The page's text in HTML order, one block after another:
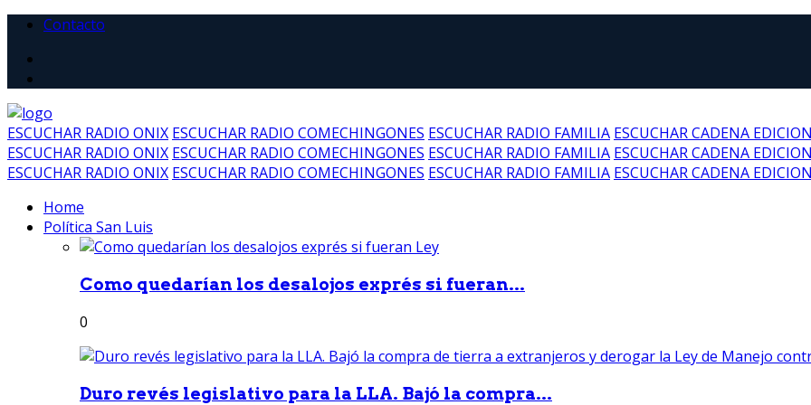
Contacto
ESCUCHAR RADIO ONIX ESCUCHAR RADIO COMECHINGONES ESCUCHAR RADIO FAMILIA ESCUCHAR CADENA EDICION
ESCUCHAR RADIO ONIX ESCUCHAR RADIO COMECHINGONES ESCUCHAR RADIO FAMILIA ESCUCHAR CADENA EDICION
ESCUCHAR RADIO ONIX ESCUCHAR RADIO COMECHINGONES ESCUCHAR RADIO FAMILIA ESCUCHAR CADENA EDICION
Home
Política San Luis
Como quedarían los desalojos exprés si fueran...
0
Duro revés legislativo para la LLA. Bajó la compra...